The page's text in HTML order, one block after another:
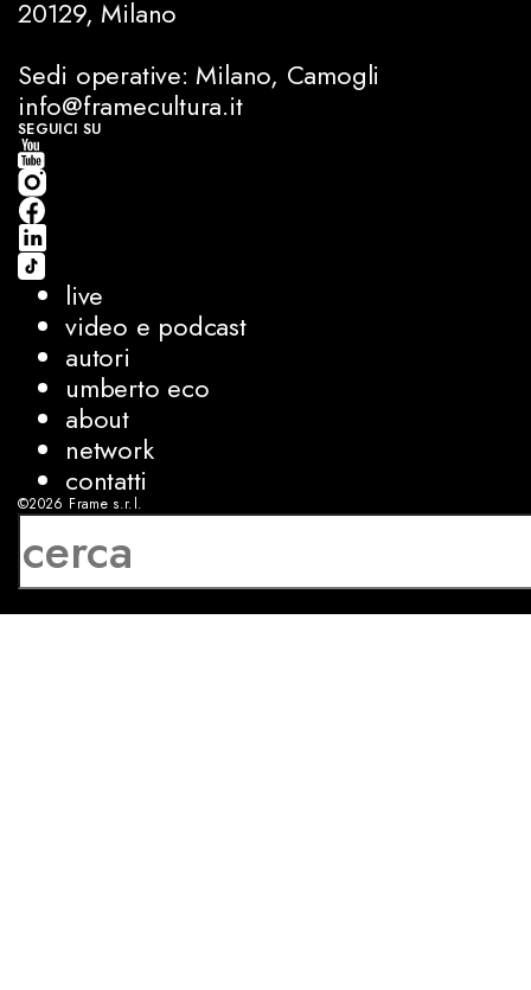
20129, Milano
Sedi operative: Milano, Camogli
info@framecultura.it
SEGUICI SU
live
video e podcast
autori
umberto eco
about
network
contatti
©2026 Frame s.r.l.
P.IVA 08927250962
sviluppo:Luca Bunino